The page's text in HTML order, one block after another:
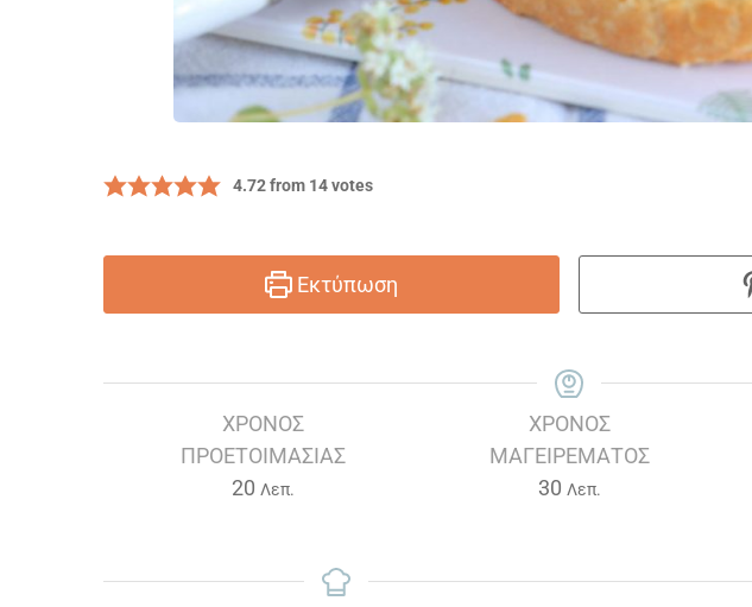
4.72from 14votes
Εκτύπωση
ΧΡΌΝΟΣ
ΠΡΟΕΤΟΙΜΑΣΊΑΣ
20Λεπτά
Λεπ.
ΧΡΌΝΟΣ
ΜΑΓΕΙΡΈΜΑΤΟΣ
30Λεπτά
Λεπ.